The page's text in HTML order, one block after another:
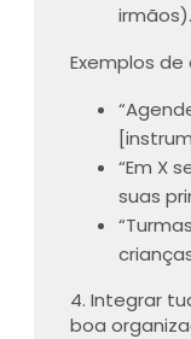
irmãos).
Exemplos
“Em X
suas
4. Integrar
boa